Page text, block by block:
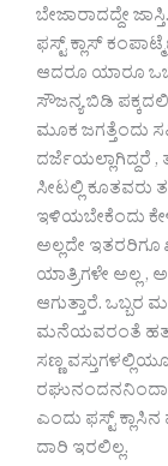
ಬೇಜಾರಾದದ್ದೇ
ಫಸ್ಟ್ ಕ್ಲಾಸ್
ಆದರೂ ಯಾರೂ
ಸೌಜನ್ಯ ಬಿಡಿ
ಮೂಕ ಜಗತ್ತೆಂದು
ದರ್ಜೆಯಲ್ಲಾಗಿದ್ದರೆ
ಸೀಟಲ್ಲಿ ಕೂತವರು
ಇಳಿಯಬೇಕೆಂದು
ಅಲ್ಲದೇ
ಯಾತ್ರಿಗಳೇ ಅಲ್ಲ ,
ಆಗುತ್ತಾರೆ. ಒಬ್ಬರ
ಮನೆಯವರಂತೆ
ಸಣ್ಣ
ಎಂದು ಫಸ್ಟ್
ದಾರಿ ಇರಲಿಲ್ಲ.